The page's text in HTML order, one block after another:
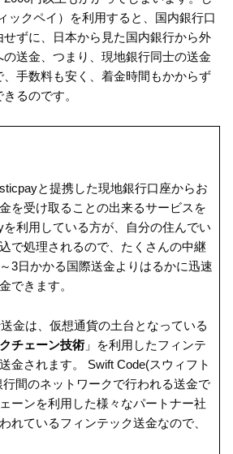
ックペイ）を利用すると、国内銀行口
ずに、日本から見た国内銀行から外
送金、つまり、現地銀行同士の送金
、手数料も安く、着金時間もかからず
るのです。
と提携した現地銀行口座からお
を受け取ることの出来るサービスを
利用している方が、自分の住んでい
で処理されるので、たくさんの中継
3日かかる国際送金よりはるかに迅速
できます。
金は、仮想通貨の土台となっている
チェーン技術」を利用したフィンテ
金されます。 Swift Code(スウィフト
間のネットワークで行われる送金で
ーンを利用した様々なパートナー社
れているフィンテック送金なので、